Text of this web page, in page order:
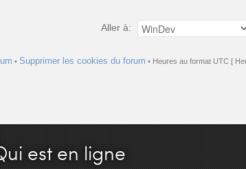
Aller à:
• Supprimer les cookies du forum • Heures au format UTC [
est en ligne